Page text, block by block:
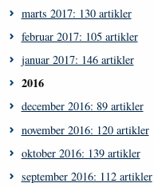
marts 2017: 130 artikler
februar 2017: 105 artikler
januar 2017: 146 artikler
2016
december 2016: 89 artikler
november 2016: 120 artikler
oktober 2016: 139 artikler
september 2016: 112 artikler